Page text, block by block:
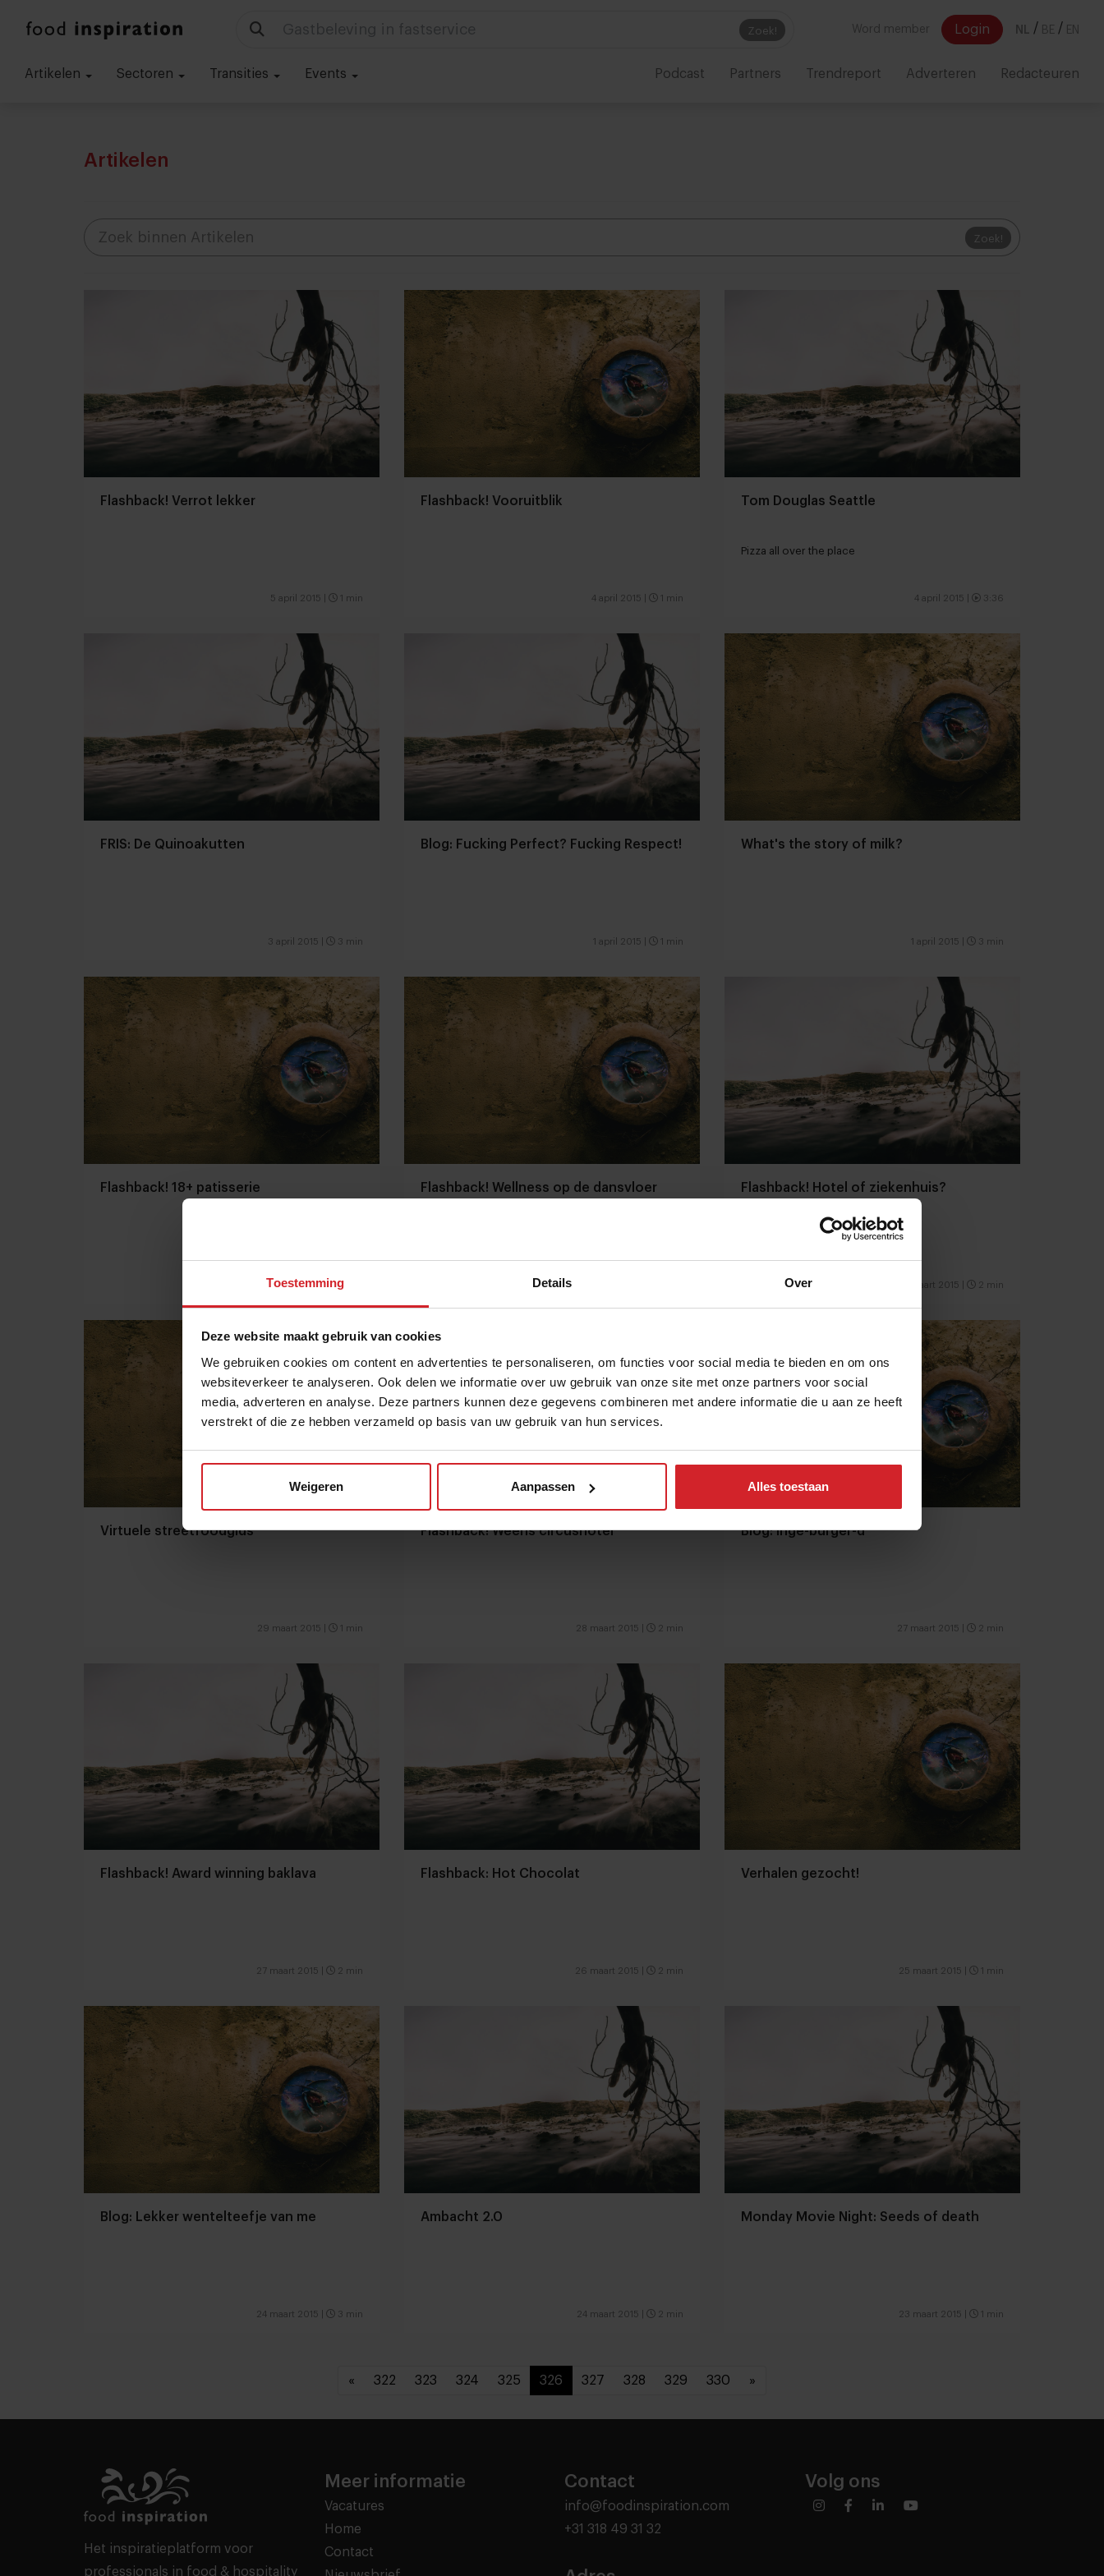
Toestemming Details Over
Deze website maakt gebruik van cookies
We gebruiken cookies om content en advertenties te personaliseren, om functies voor social media te bieden en om ons
websiteverkeer te analyseren. Ook delen we informatie over uw gebruik van onze site met onze partners voor social
media, adverteren en analyse. Deze partners kunnen deze gegevens combineren met andere informatie die u aan ze heeft
verstrekt of die ze hebben verzameld op basis van uw gebruik van hun services.
Weigeren Aanpassen Alles toestaan
Zoek!
Gastbeleving in fastservice Word member Login NL / BE / EN
Artikelen Sectoren Transities Events Podcast Partners Trendreport Adverteren Redacteuren
Artikelen
Zoek!
Flashback! Verrot lekker
5 april 2015 1 min
Flashback! Vooruitblik
4 april 2015 1 min
Tom Douglas Seattle
Pizza all over the place
4 april 2015 3:36
FRIS: De Quinoakutten
3 april 2015 3 min
Blog: Fucking Perfect? Fucking Respect!
1 april 2015 1 min
What's the story of milk?
1 april 2015 3 min
Flashback! 18+ patisserie
1 april 2015| 2 min
Flashback! Wellness op de dansvloer Flashback! Hotel of ziekenhuis?
31 maart 2015 2 min
Virtuele streetfoodgids
29 maart 2015 1 min
Flashback! Weens circushotel
28 maart 2015 2 min
Blog: Inge-burger-d
27 maart 2015 2 min
Flashback! Award winning baklava
27 maart 2015 2 min
Flashback: Hot Chocolat
26 maart 2015 2 min
Verhalen gezocht!
25 maart 2015 1 min
Blog: Lekker wentelteefje van me
24 maart 2015 3 min
Ambacht 2.0
24 maart 2015 2 min
Monday Movie Night: Seeds of death
23 maart 2015 1 min
« 322 323 324 325 326 327 328 329 330 »
Het inspiratieplatform voor
professionals in food & hospitality
Meer informatie
Vacatures
Home
Contact
Contact
info@foodinspiration.com
+31 318 49 31 32
Volg ons